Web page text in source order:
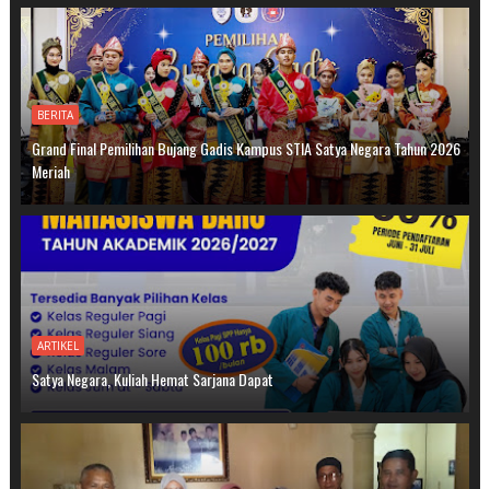
BERITA
Grand Final Pemilihan Bujang Gadis Kampus STIA Satya Negara Tahun 2026
Meriah
ARTIKEL
Satya Negara, Kuliah Hemat Sarjana Dapat